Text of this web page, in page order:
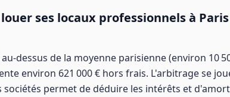
ses locaux professionnels à
au-dessus de la moyenne parisienne (environ 10
environ 621 000 € hors frais. L'arbitrage se
sociétés permet de déduire les intérêts et